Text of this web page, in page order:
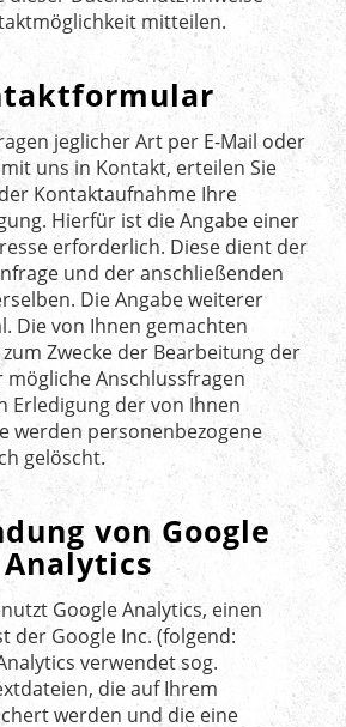
mitteilen.
jeglicher Art per E-Mail oder
uns in Kontakt, erteilen Sie
Kontaktaufnahme Ihre
Hierfür ist die Angabe einer
erforderlich. Diese dient der
und der anschließenden
Die Angabe weiterer
Die von Ihnen gemachten
Zwecke der Bearbeitung der
mögliche Anschlussfragen
Erledigung der von Ihnen
werden personenbezogene
gelöscht.
von Google
Analytics
Google Analytics, einen
der Google Inc. (folgend:
verwendet sog.
die auf Ihrem
werden und die eine